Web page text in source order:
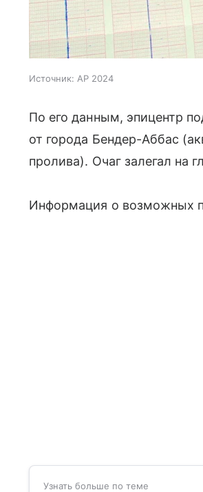
Источник: AP 2024
По его данным, эпицентр
от города Бендер-Аббас
пролива). Очаг залегал на
Информация о возможных
Узнать больше по теме